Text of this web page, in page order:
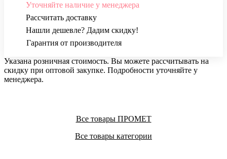
Уточняйте наличие у менеджера
Рассчитать доставку
Нашли дешевле? Дадим скидку!
Гарантия от производителя
Указана розничная стоимость. Вы можете рассчитывать на
скидку при оптовой закупке. Подробности уточняйте у
менеджера.
Все товары ПРОМЕТ
Все товары категории